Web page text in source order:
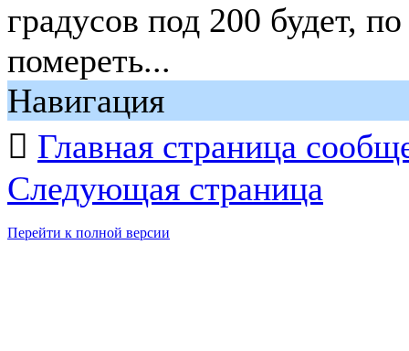
градусов под 200 будет,
помереть...
Навигация
 Главная страница
Следующая страница
Перейти к полной версии